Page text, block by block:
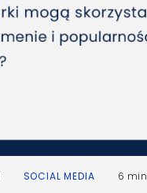
SOCIAL MEDIA 6 min